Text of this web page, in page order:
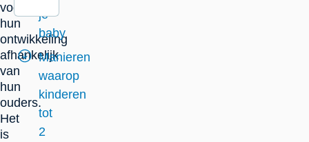
voor
hun
ontwikkeling
afhankelijk
van
hun
ouders.
Het
is
je
baby
Manieren
waarop
kinderen
tot
2